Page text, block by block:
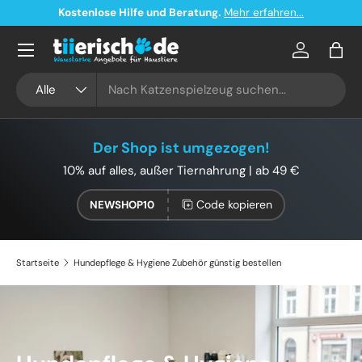
Direkt zum Inhalt
Kostenloser Versand ab 49€ in Deutschland
Alle
Konto
Der Shop ist umgezogen!
10% auf alles, außer Tiernahrung | ab 49 €
NEWSHOP10 Code kopieren
Startseite Hundepflege & Hygiene Zubehör günstig bestellen